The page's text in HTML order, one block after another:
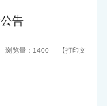
告
浏览量： 1400
【打印文